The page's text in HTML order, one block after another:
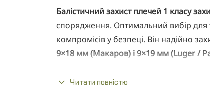
Балістичний захист плечей 1 класу
спорядження. Оптимальний вибір для
компромісів у безпеці. Він надійно
9×18 мм (Макаров) і 9×19 мм (Luger /
Читати повністю